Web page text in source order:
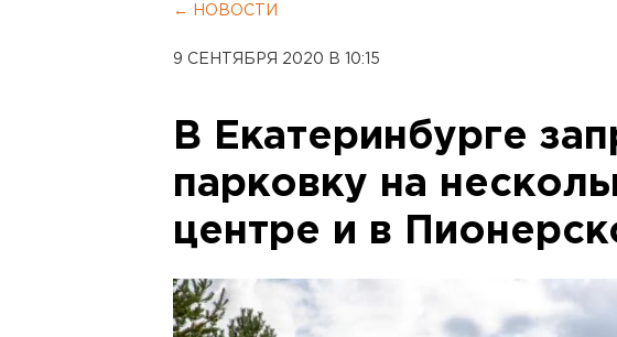
← НОВОСТИ
9 СЕНТЯБРЯ 2020 В 10:15
В Екатеринбурге
парковку на
центре и в